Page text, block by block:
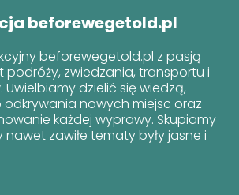
beforewegetold.pl
beforewegetold.pl z pasją
podróży, zwiedzania, transportu i
dzielić się wiedzą,
odkrywania nowych miejsc oraz
każdej wyprawy. Skupiamy
nawet zawiłe tematy były jasne i